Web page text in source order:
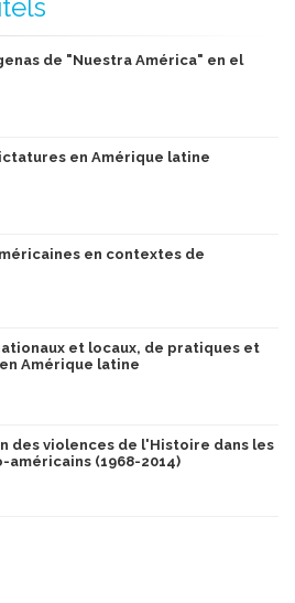
de "Nuestra América" en el
en Amérique latine
en contextes de
et locaux, de pratiques et
Amérique latine
des violences de l'Histoire dans les
américains (1968-2014)